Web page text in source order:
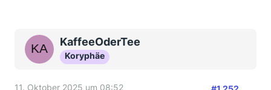
KaffeeOderTee
Koryphäe
11. Oktober 2025 um 08:52